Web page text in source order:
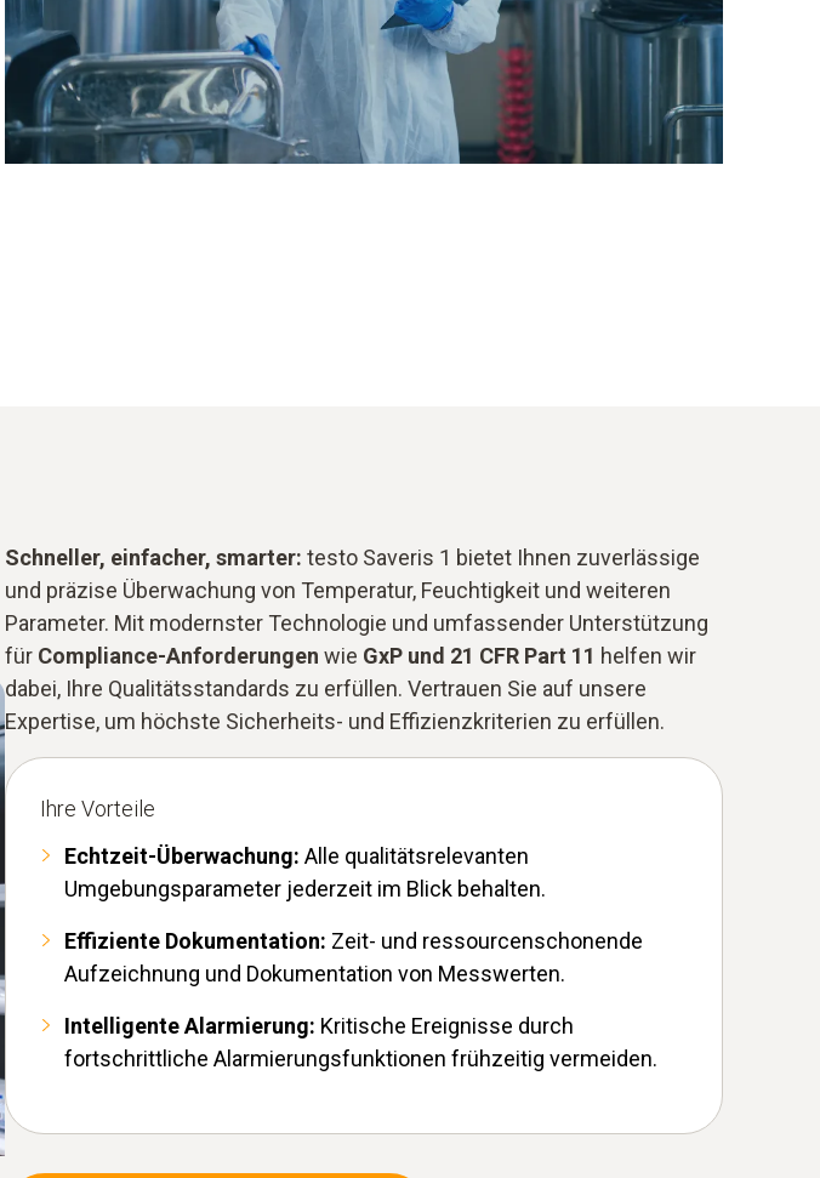
Schneller, einfacher, smarter: testo Saveris 1 bietet Ihnen zuverlässige
und präzise Überwachung von Temperatur, Feuchtigkeit und weiteren
Parameter. Mit modernster Technologie und umfassender Unterstützung
für Compliance-Anforderungen wie GxP und 21 CFR Part 11 helfen wir
dabei, Ihre Qualitätsstandards zu erfüllen. Vertrauen Sie auf unsere
Expertise, um höchste Sicherheits- und Effizienzkriterien zu erfüllen.
Ihre Vorteile
Echtzeit-Überwachung: Alle qualitätsrelevanten
Umgebungsparameter jederzeit im Blick behalten.
Effiziente Dokumentation: Zeit- und ressourcenschonende
Aufzeichnung und Dokumentation von Messwerten.
Intelligente Alarmierung: Kritische Ereignisse durch
fortschrittliche Alarmierungsfunktionen frühzeitig vermeiden.